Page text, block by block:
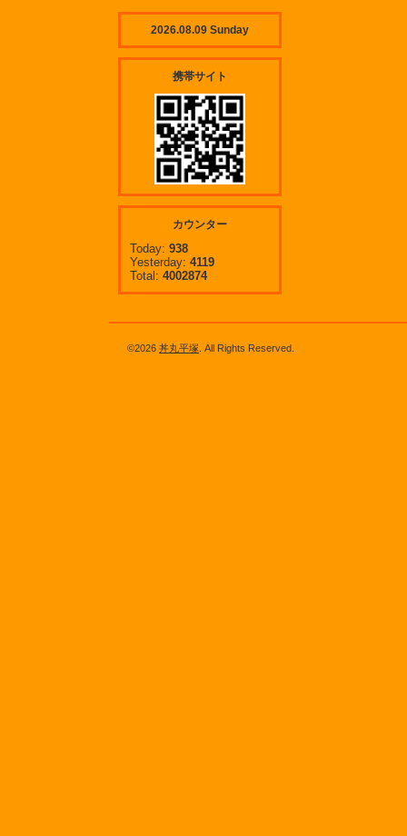
2026.08.09 Sunday
携帯サイト
カウンター
Today: 938
Yesterday: 4119
Total: 4002874
©2026 丼丸平塚 . All Rights Reserved.